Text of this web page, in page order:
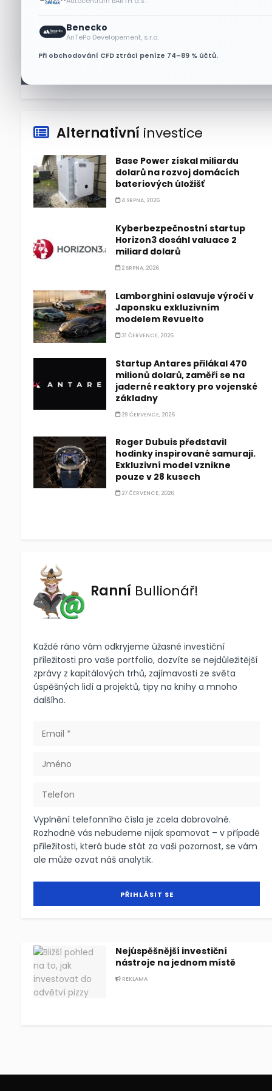
Benecko
AnTePo Developement, s.r.o.
Při obchodování CFD ztrácí peníze 74–89 % účtů.
nejhoršímu výprodeji
Alternativní investice
Base Power získal miliardu
dolarů na rozvoj domácích
bateriových úložišť
4 SRPNA, 2026
Kyberbezpečnostní startup
Horizon3 dosáhl valuace 2
miliard dolarů
2 SRPNA, 2026
Lamborghini oslavuje výročí v
Japonsku exkluzivním
modelem Revuelto
31 ČERVENCE, 2026
Startup Antares přilákal 470
milionů dolarů, zaměří se na
jaderné reaktory pro vojenské
základny
29 ČERVENCE, 2026
Roger Dubuis představil
hodinky inspirované samuraji.
Exkluzivní model vznikne
pouze v 28 kusech
27 ČERVENCE, 2026
Ranní Bullionář!
Každé ráno vám odkryjeme úžasné investiční
příležitosti pro vaše portfolio, dozvíte se nejdůležitější
zprávy z kapitálových trhů, zajímavosti ze světa
úspěšných lidí a projektů, tipy na knihy a mnoho
dalšího.
Vyplnění telefonního čísla je zcela dobrovolné.
Rozhodně vás nebudeme nijak spamovat – v případě
příležitosti, která bude stát za vaši pozornost, se vám
ale může ozvat náš analytik.
Nejúspěšnější investiční
nástroje na jednom místě
REKLAMA